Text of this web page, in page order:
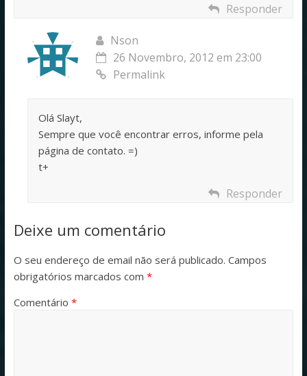
Responder
Nson
26 Novembro, 2012 em 23:00
Permalink
Olá Slayt,
Sempre que você encontrar erros, informe pela
página de contato. =)
t+
Responder
Deixe um comentário
O seu endereço de email não será publicado. Campos
obrigatórios marcados com *
Comentário *